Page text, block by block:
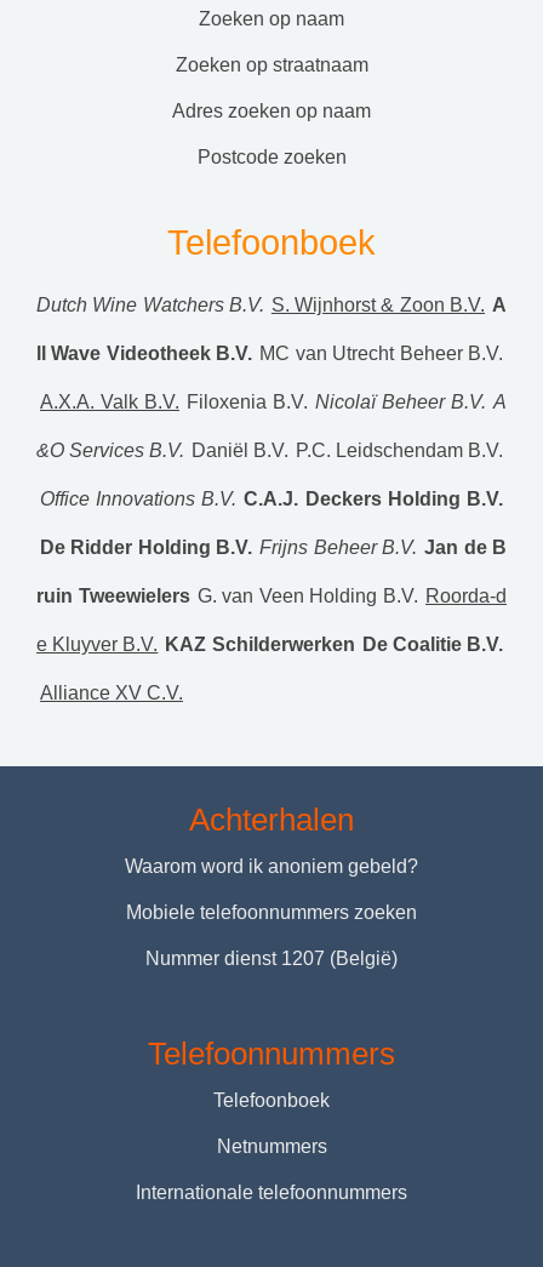
zoeken op naam
zoeken op straatnaam
adres zoeken op naam
postcode zoeken
Telefoonboek
Dutch Wine Watchers B.V. S. Wijnhorst & Zoon B.V. A
ll Wave Videotheek B.V. MC van Utrecht Beheer B.V.
A.X.A. Valk B.V. Filoxenia B.V. Nicolaï Beheer B.V. A
&O Services B.V. Daniël B.V. P.C. Leidschendam B.V.
Office Innovations B.V. C.A.J. Deckers Holding B.V.
De Ridder Holding B.V. Frijns Beheer B.V. Jan de B
ruin Tweewielers G. van Veen Holding B.V. Roorda-d
e Kluyver B.V. KAZ Schilderwerken De Coalitie B.V.
Alliance XV C.V.
Achterhalen
Waarom word ik anoniem gebeld?
Mobiele telefoonnummers zoeken
Nummer dienst 1207 (België)
Telefoonnummers
Telefoonboek
Netnummers
Internationale telefoonnummers